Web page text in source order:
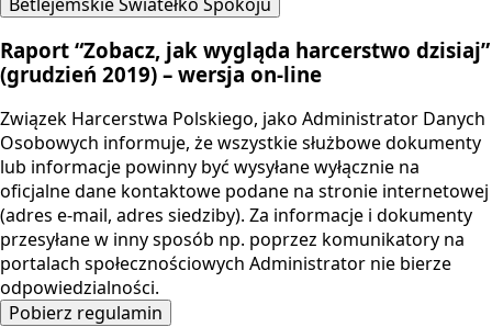
Raport “Zobacz, jak wygląda harcerstwo dzisiaj”
(grudzień 2019) – wersja on-line
Związek Harcerstwa Polskiego, jako Administrator Danych
Osobowych informuje, że wszystkie służbowe dokumenty
lub informacje powinny być wysyłane wyłącznie na
oficjalne dane kontaktowe podane na stronie internetowej
(adres e-mail, adres siedziby). Za informacje i dokumenty
przesyłane w inny sposób np. poprzez komunikatory na
portalach społecznościowych Administrator nie bierze
odpowiedzialności.
Pobierz regulamin